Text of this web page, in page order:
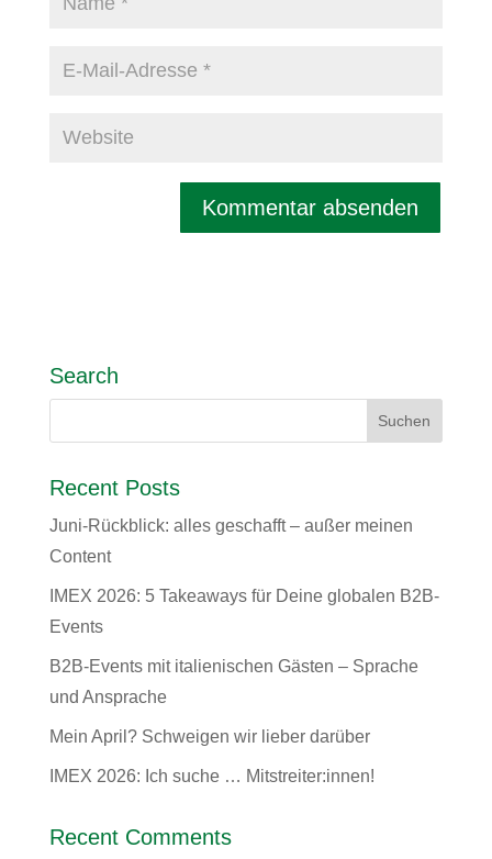
Search
Recent Posts
Juni-Rückblick: alles geschafft – außer meinen
Content
IMEX 2026: 5 Takeaways für Deine globalen B2B-
Events
B2B-Events mit italienischen Gästen – Sprache
und Ansprache
Mein April? Schweigen wir lieber darüber
IMEX 2026: Ich suche … Mitstreiter:innen!
Recent Comments